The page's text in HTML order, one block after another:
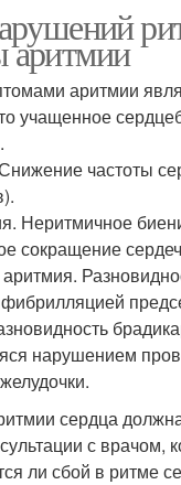
аритмии
учащенное
частоты
Неритмичное
сокращение
нарушением
сердца
с врачом,
ли сбой в ритме